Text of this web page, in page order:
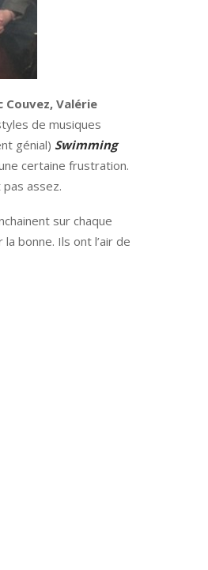
Couvez, Valérie
de musiques
génial) Swimming
certaine frustration.
pas assez.
sur chaque
bonne. Ils ont l’air de